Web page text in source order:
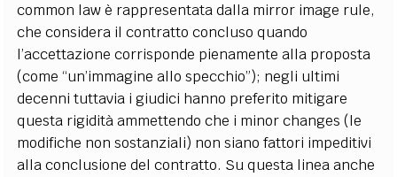
common law è rappresentata dalla mirror image rule,
che considera il contratto concluso quando
l’accettazione corrisponde pienamente alla proposta
(come “un’immagine allo specchio”); negli ultimi
decenni tuttavia i giudici hanno preferito mitigare
questa rigidità ammettendo che i minor changes (le
modifiche non sostanziali) non siano fattori impeditivi
alla conclusione del contratto. Su questa linea anche